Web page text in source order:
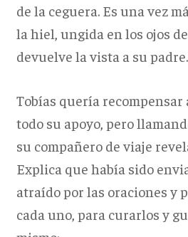
de la ceguera. Es una vez
la hiel, ungida en los ojos
devuelve la vista a su padre.
Tobías quería
todo su apoyo, pero
su compañero de viaje
Explica que había sido
atraído por las oraciones y
cada uno, para curarlos y